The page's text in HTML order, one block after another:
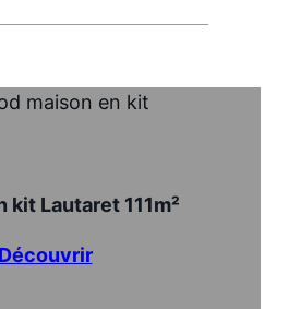
kit Lautaret 111m²
Découvrir